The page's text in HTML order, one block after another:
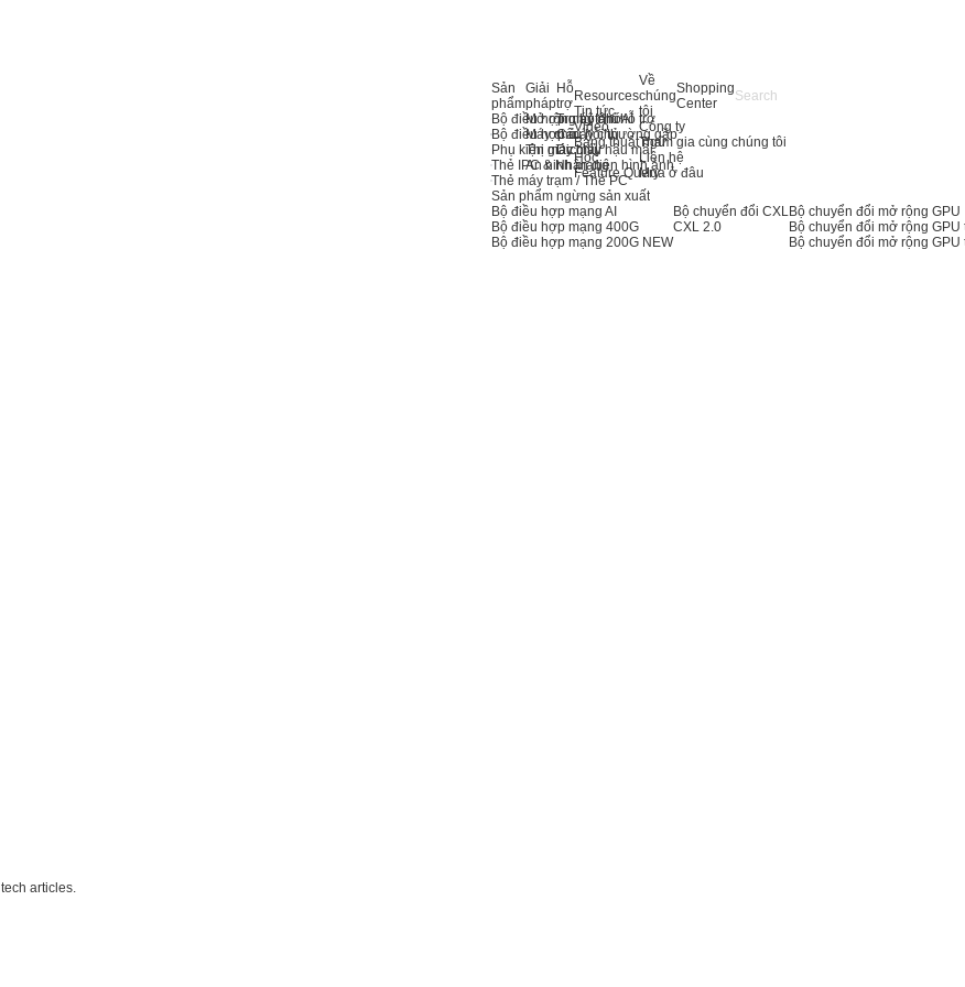
Sản
phẩm
Bộ điều hợp máy chủ AI
Bộ điều hợp máy chủ
Phụ kiện máy chủ
Thẻ IPC & Nhận diện hình ảnh
Thẻ máy trạm / Thẻ PC
Sản phẩm ngừng sản xuất
Bộ điều hợp mạng AI
Bộ điều hợp mạng 400G
Bộ điều hợp mạng 200G NEW
Bộ chuyển đổi CXL
CXL 2.0
Bộ chuyển đổi mở rộng GPU
Bộ chuyển đổi mở rộng
Bộ chuyển đổi mở rộng GPU
Giải
pháp
Mở rộng bộ nhớ
Máy chủ
Thị giác máy
An ninh mạng
Hỗ
trợ
Trung tâm hỗ trợ
Câu hỏi thường gặp
Dịch vụ hậu mãi
Resources
Tin tức
Video
Bảng thuật ngữ
Học
Feature Query
Về
chúng
tôi
Công ty
Tham gia cùng chúng tôi
Liên hệ
Mua ở đâu
Shopping
Center
articles.